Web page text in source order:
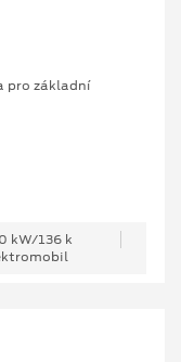
pro základní
kW/136 k